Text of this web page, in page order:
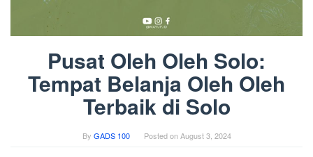
Pusat Oleh Oleh Solo:
Tempat Belanja Oleh Oleh
Terbaik di Solo
By GADS 100 Posted onAugust 3, 2024